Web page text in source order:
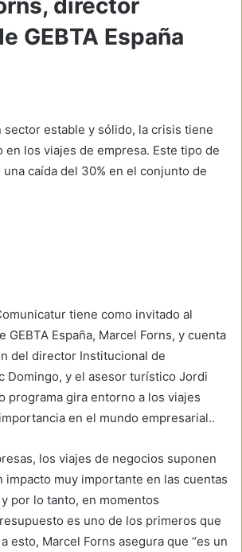
director
GEBTA España
sector estable y sólido, la crisis tiene
en los viajes de empresa. Este tipo de
caída del 30% en el conjunto de
tiene como invitado al
GEBTA España, Marcel Forns, y cuenta
del director Institucional de
Domingo, y el asesor turístico Jordi
programa gira entorno a los viajes
en el mundo empresarial..
los viajes de negocios suponen
impacto muy importante en las cuentas
por lo tanto, en momentos
es uno de los primeros que
esto, Marcel Forns asegura que “es un